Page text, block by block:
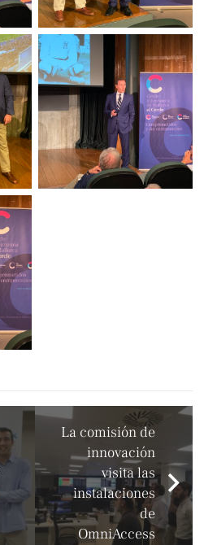
La comisión de
innovación
visita las
instalaciones
de
OmniAccess